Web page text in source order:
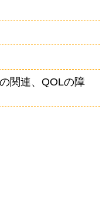
関連、QOLの障